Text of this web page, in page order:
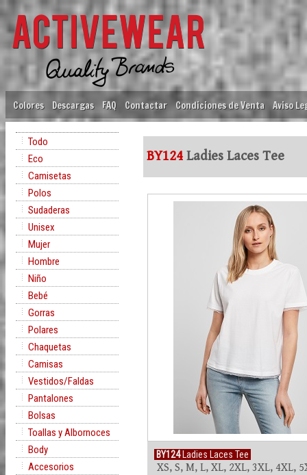
Colores Descargas FAQ Contactar Condiciones de Venta Aviso
Todo
Eco
Camisetas
Polos
Sudaderas
Unisex
Mujer
Hombre
Niño
Bebé
Gorras
Polares
Chaquetas
Camisas
Vestidos/Faldas
Pantalones
Bolsas
Toallas y Albornoces
Body
Accesorios
BY124 Ladies Laces Tee
BY124Ladies Laces Tee
XS, S, M, L, XL, 2XL, 3XL, 4XL,